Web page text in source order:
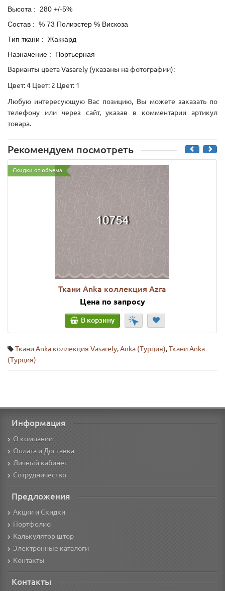
Высота : 280 +/-5%
Состав : % 73 Полиэстер % Вискоза
Тип ткани : Жаккард
Назначение : Портьерная
Варианты цвета Vasarely (указаны на фотографии):
Цвет: 4 Цвет: 2 Цвет: 1
Любую интересующую Вас позицию, Вы можете заказать по
телефону или через сайт, указав в комментарии артикул
товара.
Рекомендуем посмотреть
Скидки от объема
Ткани Anka коллекция Azra
Цена по запросу
В корзину
Ткани Anka коллекция Vasarely,Anka (Турция),Ткани Anka
(Турция)
Информация
О компании
Оплата и Доставка
Личный кабинет
Сотрудничество
Предложения
Акции и Скидки
Портфолио
Калькулятор штор
Электронные каталоги
Контакты
Контакты